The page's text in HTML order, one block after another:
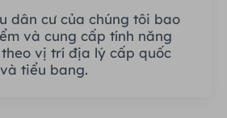
dân cư của chúng tôi bao
và cung cấp tính năng
vị trí địa lý cấp quốc
tiểu bang.